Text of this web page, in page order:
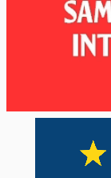
De
En ny
fyra